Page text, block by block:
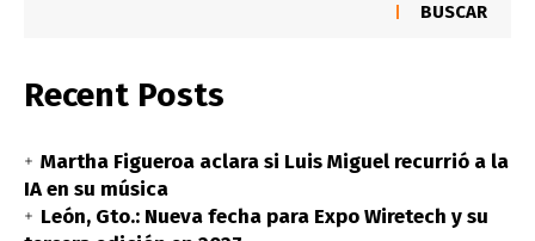
BUSCAR
Recent Posts
Martha Figueroa aclara si Luis Miguel recurrió a la
IA en su música
León, Gto.: Nueva fecha para Expo Wiretech y su